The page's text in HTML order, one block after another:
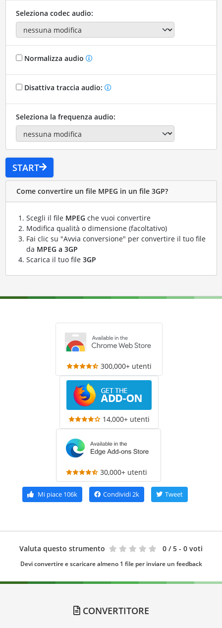
Seleziona codec audio:
Normalizza audio
Disattiva traccia audio:
Seleziona la frequenza audio:
START
Come convertire un file MPEG in un file 3GP?
Scegli il file MPEG che vuoi convertire
Modifica qualità o dimensione (facoltativo)
Fai clic su "Avvia conversione" per convertire il tuo file
da MPEG a 3GP
Scarica il tuo file 3GP
300,000+ utenti
14,000+ utenti
30,000+ utenti
Mi piace 106k Condividi2k Tweet
Valuta questo strumento 0 / 5 - 0 voti
Devi convertire e scaricare almeno 1 file per inviare un feedback
CONVERTITORE